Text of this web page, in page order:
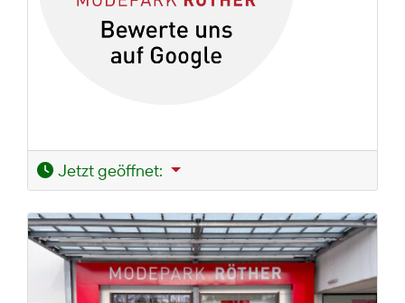
Jetzt geöffnet: